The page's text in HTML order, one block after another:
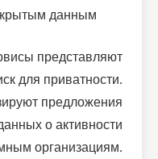
данным.
представляют
для приватности.
предложения
о активности
организациям.